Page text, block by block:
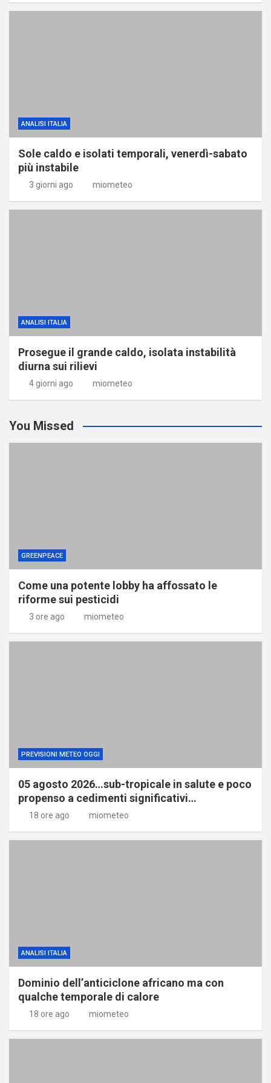
ANALISI ITALIA
Sole caldo e isolati temporali, venerdì-sabato
più instabile
3 giorni ago miometeo
ANALISI ITALIA
Prosegue il grande caldo, isolata instabilità
diurna sui rilievi
4 giorni ago miometeo
You Missed
GREENPEACE
Come una potente lobby ha affossato le
riforme sui pesticidi
3 ore ago miometeo
PREVISIONI METEO OGGI
05 agosto 2026…sub-tropicale in salute e poco
propenso a cedimenti significativi…
18 ore ago miometeo
ANALISI ITALIA
Dominio dell’anticiclone africano ma con
qualche temporale di calore
18 ore ago miometeo